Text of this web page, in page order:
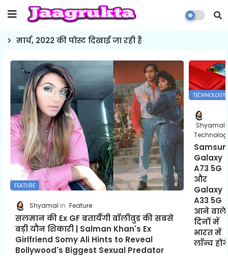
मार्च, 2022 की पोस्ट दिखाई जा रही हैं
FEATURE
Shyamal Feature
सलमान की Ex GF बतायेँगी बॉलीवुड की सबसे
बड़ी यौन शिकारी | Salman Khan's Ex
Girlfriend Somy Ali Hints to Reveal
Bollywood's Biggest Sexual Predator
TECHNOLOGY
Shyamal
Galaxy
A73 5G
और
Galaxy
A33 5G
आने वाले
दिनों में
भारत में
लॉन्च होंगे